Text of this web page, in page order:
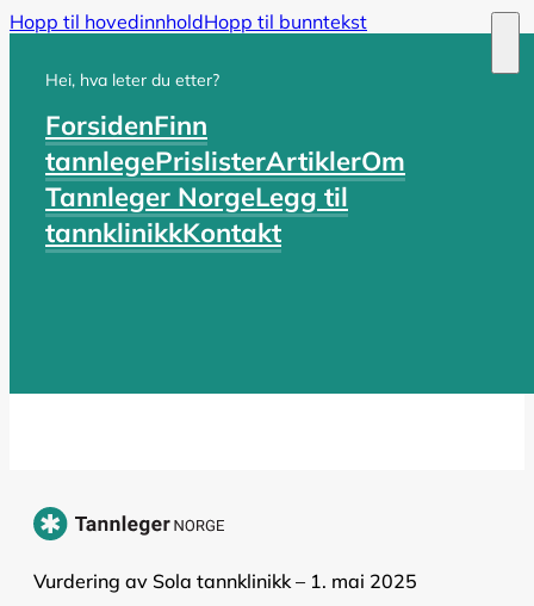
Hopp til hovedinnholdHopp til bunntekst
Hei, hva leter du etter?
ForsidenFinn
tannlegePrislisterArtiklerOm
Tannleger NorgeLegg til
tannklinikkKontakt
Vurdering av Sola tannklinikk – 1. mai 2025